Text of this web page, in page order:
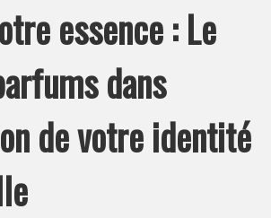
essence : Le
dans
de votre identité